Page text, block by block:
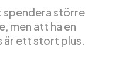
spendera större
men att ha en
är ett stort plus.